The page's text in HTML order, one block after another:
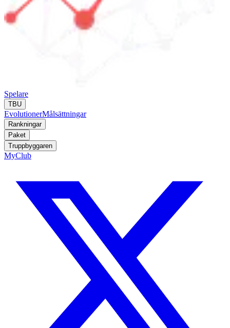
Spelare
TBU
EvolutionerMålsättningar
Rankningar
Paket
Truppbyggaren
MyClub